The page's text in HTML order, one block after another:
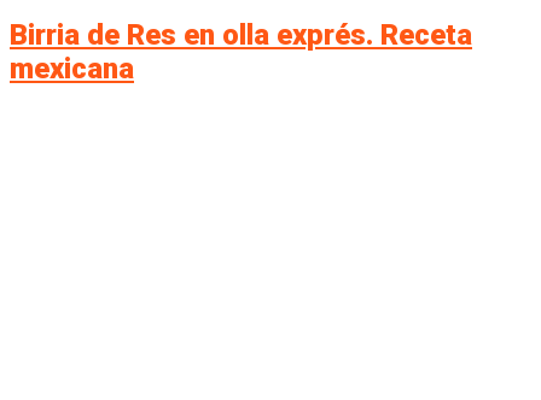
Birria de Res en olla exprés. Receta
mexicana